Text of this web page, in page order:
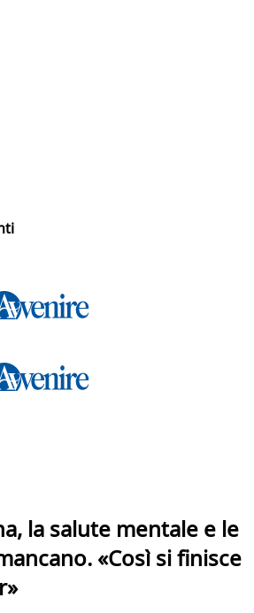
la salute mentale e le
«Così si finisce